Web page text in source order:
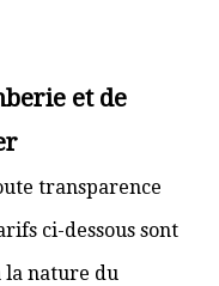
et de
transparence
ci-dessous sont
la nature du